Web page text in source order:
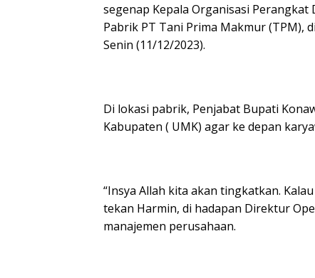
segenap Kepala Organisasi
Pabrik PT Tani Prima Makmur (TPM),
Senin (11/12/2023).
Di lokasi pabrik, Penjabat Bupati
Kabupaten ( UMK) agar ke depan
“Insya Allah kita akan tingkatkan.
tekan Harmin, di hadapan Direktur
manajemen perusahaan.